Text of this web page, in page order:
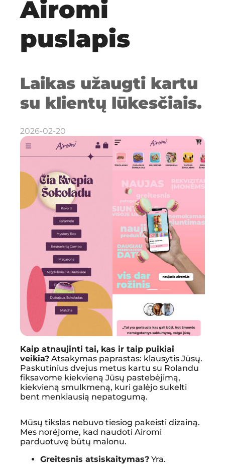
Airomi
puslapis
Laikas užaugti kartu
su klientų lūkesčiais.
2026-02-20
Kaip atnaujinti tai, kas ir taip puikiai
veikia? Atsakymas paprastas: klausytis Jūsų.
Paskutinius dvejus metus kartu su Rolandu
fiksavome kiekvieną Jūsų pastebėjimą,
kiekvieną smulkmeną, kuri galėjo sukelti
bent menkiausią nepatogumą.
Mūsų tikslas nebuvo tiesiog pakeisti dizainą.
Mes norėjome, kad naudoti Airomi
parduotuvę būtų malonu.
Greitesnis atsiskaitymas? Yra.